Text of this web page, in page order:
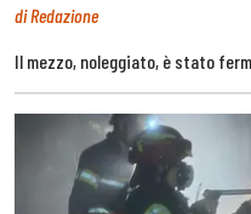
di Redazione
Il mezzo, noleggiato, è stato